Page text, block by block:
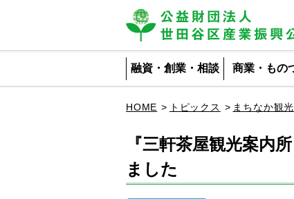
公益財団法人 世田谷区産業振興公社
融資・創業・相談 商業・もの
HOME トピックス まちなか観光
『三軒茶屋観光案内
ました